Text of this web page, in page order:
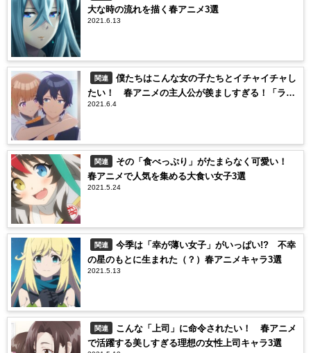
大な時の流れを描く春アニメ3選
2021.6.13
関連
僕たちはこんな女の子たちとイチャイチャし
たい！ 春アニメの主人公が羨ましすぎる！「ラブ
コメ」シチュエーション3選
2021.6.4
関連
その「食べっぷり」がたまらなく可愛い！
春アニメで人気を集める大食い女子3選
2021.5.24
関連
今季は「幸が薄い女子」がいっぱい!? 不幸
の星のもとに生まれた（？）春アニメキャラ3選
2021.5.13
関連
こんな「上司」に命令されたい！ 春アニメ
で活躍する美しすぎる理想の女性上司キャラ3選